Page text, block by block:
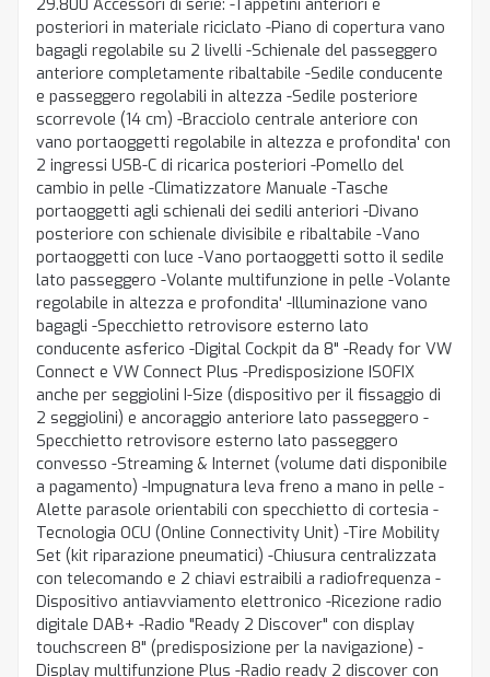
29.800 Accessori di serie: -Tappetini anteriori e
posteriori in materiale riciclato -Piano di copertura vano
bagagli regolabile su 2 livelli -Schienale del passeggero
anteriore completamente ribaltabile -Sedile conducente
e passeggero regolabili in altezza -Sedile posteriore
scorrevole (14 cm) -Bracciolo centrale anteriore con
vano portaoggetti regolabile in altezza e profondita' con
2 ingressi USB-C di ricarica posteriori -Pomello del
cambio in pelle -Climatizzatore Manuale -Tasche
portaoggetti agli schienali dei sedili anteriori -Divano
posteriore con schienale divisibile e ribaltabile -Vano
portaoggetti con luce -Vano portaoggetti sotto il sedile
lato passeggero -Volante multifunzione in pelle -Volante
regolabile in altezza e profondita' -Illuminazione vano
bagagli -Specchietto retrovisore esterno lato
conducente asferico -Digital Cockpit da 8" -Ready for VW
Connect e VW Connect Plus -Predisposizione ISOFIX
anche per seggiolini I-Size (dispositivo per il fissaggio di
2 seggiolini) e ancoraggio anteriore lato passeggero -
Specchietto retrovisore esterno lato passeggero
convesso -Streaming & Internet (volume dati disponibile
a pagamento) -Impugnatura leva freno a mano in pelle -
Alette parasole orientabili con specchietto di cortesia -
Tecnologia OCU (Online Connectivity Unit) -Tire Mobility
Set (kit riparazione pneumatici) -Chiusura centralizzata
con telecomando e 2 chiavi estraibili a radiofrequenza -
Dispositivo antiavviamento elettronico -Ricezione radio
digitale DAB+ -Radio "Ready 2 Discover" con display
touchscreen 8" (predisposizione per la navigazione) -
Display multifunzione Plus -Radio ready 2 discover con